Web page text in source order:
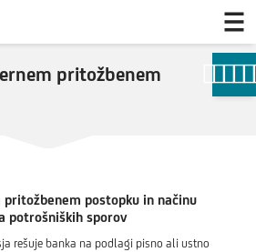
pritožbenem
postopku in načinu
potrošniških sporov
rešuje banka na podlagi pisno ali ustno